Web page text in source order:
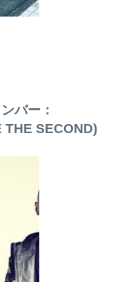
バー：
THE SECOND)